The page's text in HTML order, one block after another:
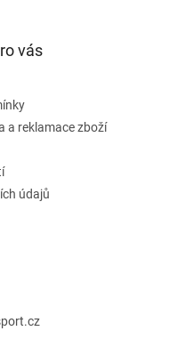
v
vás
a reklamace zboží
údajů